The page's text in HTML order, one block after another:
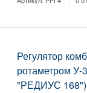
Регулятор
ротаметром
"РЕДИУС